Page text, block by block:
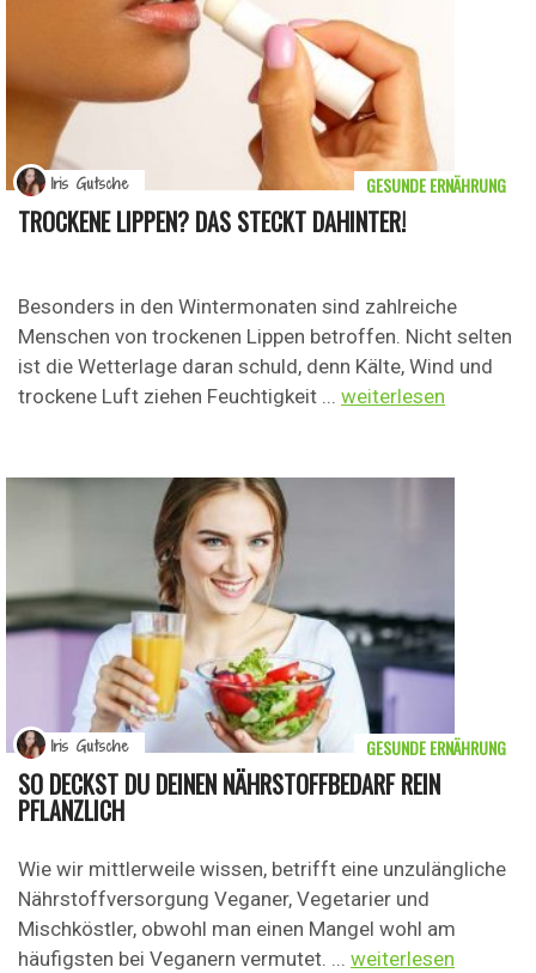
TROCKENE LIPPEN? DAS STECKT DAHINTER!
Besonders in den Wintermonaten sind zahlreiche
Menschen von trockenen Lippen betroffen. Nicht selten
ist die Wetterlage daran schuld, denn Kälte, Wind und
trockene Luft ziehen Feuchtigkeit ... weiterlesen
GESUNDE ERNÄHRUNG
Iris Gutsche
SO DECKST DU DEINEN NÄHRSTOFFBEDARF REIN
PFLANZLICH
Wie wir mittlerweile wissen, betrifft eine unzulängliche
Nährstoffversorgung Veganer, Vegetarier und
Mischköstler, obwohl man einen Mangel wohl am
häufigsten bei Veganern vermutet. ... weiterlesen
GESUNDE ERNÄHRUNG
Iris Gutsche